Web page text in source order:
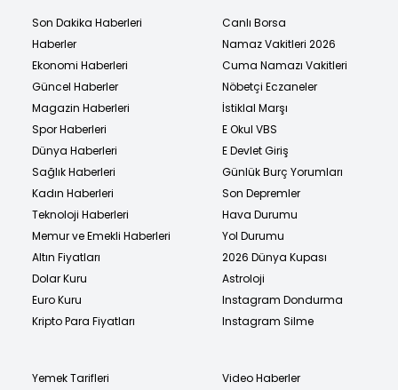
Son Dakika Haberleri
Haberler
Ekonomi Haberleri
Güncel Haberler
Magazin Haberleri
Spor Haberleri
Dünya Haberleri
Sağlık Haberleri
Kadın Haberleri
Teknoloji Haberleri
Memur ve Emekli Haberleri
Altın Fiyatları
Dolar Kuru
Euro Kuru
Kripto Para Fiyatları
Canlı Borsa
Namaz Vakitleri 2026
Cuma Namazı Vakitleri
Nöbetçi Eczaneler
İstiklal Marşı
E Okul VBS
E Devlet Giriş
Günlük Burç Yorumları
Son Depremler
Hava Durumu
Yol Durumu
2026 Dünya Kupası
Astroloji
Instagram Dondurma
Instagram Silme
Yemek Tarifleri
Video Haberler